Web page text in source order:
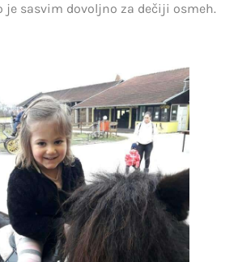
sasvim dovoljno za dečiji osmeh.